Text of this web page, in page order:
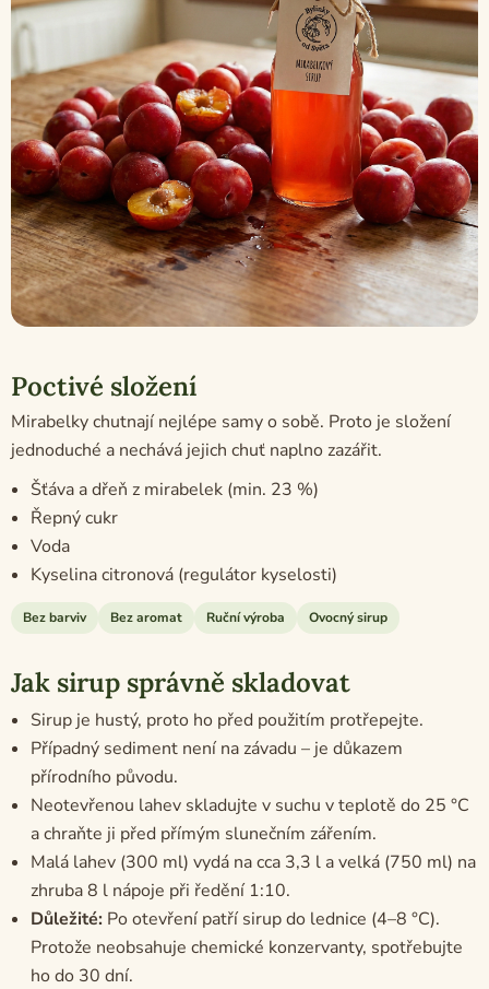
Poctivé složení
Mirabelky chutnají nejlépe samy o sobě. Proto je složení
jednoduché a nechává jejich chuť naplno zazářit.
Šťáva a dřeň z mirabelek (min. 23 %)
Řepný cukr
Voda
Kyselina citronová (regulátor kyselosti)
Bez barviv Bez aromat Ruční výroba Ovocný sirup
Jak sirup správně skladovat
Sirup je hustý, proto ho před použitím protřepejte.
Případný sediment není na závadu – je důkazem
přírodního původu.
Neotevřenou lahev skladujte v suchu v teplotě do 25 °C
a chraňte ji před přímým slunečním zářením.
Malá lahev (300 ml) vydá na cca 3,3 l a velká (750 ml) na
zhruba 8 l nápoje při ředění 1:10.
Důležité: Po otevření patří sirup do lednice (4–8 °C).
Protože neobsahuje chemické konzervanty, spotřebujte
ho do 30 dní.